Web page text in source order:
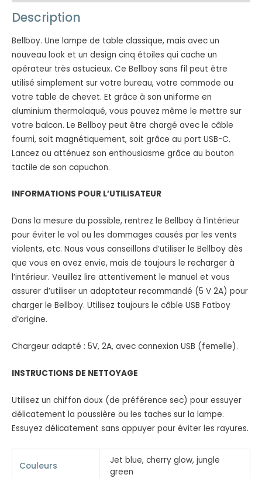
Description
Bellboy. Une lampe de table classique, mais avec un
nouveau look et un design cinq étoiles qui cache un
opérateur très astucieux. Ce Bellboy sans fil peut être
utilisé simplement sur votre bureau, votre commode ou
votre table de chevet. Et grâce à son uniforme en
aluminium thermolaqué, vous pouvez même le mettre sur
votre balcon. Le Bellboy peut être chargé avec le câble
fourni, soit magnétiquement, soit grâce au port USB-C.
Lancez ou atténuez son enthousiasme grâce au bouton
tactile de son capuchon.
INFORMATIONS POUR L’UTILISATEUR
Dans la mesure du possible, rentrez le Bellboy à l’intérieur
pour éviter le vol ou les dommages causés par les vents
violents, etc. Nous vous conseillons d’utiliser le Bellboy dès
que vous en avez envie, mais de toujours le recharger à
l’intérieur. Veuillez lire attentivement le manuel et vous
assurer d’utiliser un adaptateur recommandé (5 V 2A) pour
charger le Bellboy. Utilisez toujours le câble USB Fatboy
d’origine.
Chargeur adapté : 5V, 2A, avec connexion USB (femelle).
INSTRUCTIONS DE NETTOYAGE
Utilisez un chiffon doux (de préférence sec) pour essuyer
délicatement la poussière ou les taches sur la lampe.
Essuyez délicatement sans appuyer pour éviter les rayures.
Couleurs
Jet blue, cherry glow, jungle
green